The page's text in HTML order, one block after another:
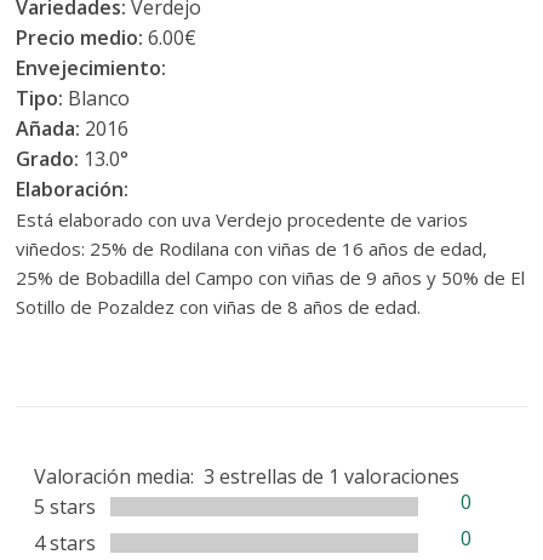
Variedades: Verdejo
Precio medio: 6.00€
Envejecimiento:
Tipo: Blanco
Añada: 2016
Grado: 13.0°
Elaboración:
Está elaborado con uva Verdejo procedente de varios
viñedos: 25% de Rodilana con viñas de 16 años de edad,
25% de Bobadilla del Campo con viñas de 9 años y 50% de El
Sotillo de Pozaldez con viñas de 8 años de edad.
Valoración media:
5 stars
0
4 stars
0
3 estrellas de 1 valoraciones